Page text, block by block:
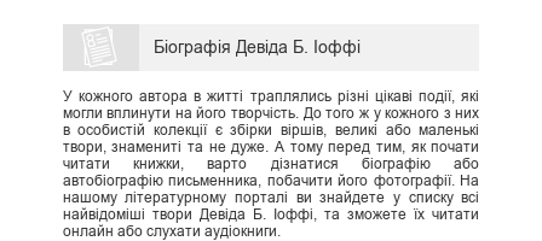
Біографія Девіда Б. Іоффі
У кожного автора в житті траплялись різні цікаві події, які
могли вплинути на його творчість. До того ж у кожного з них
в особистій колекції є збірки віршів, великі або маленькі
твори, знамениті та не дуже. А тому перед тим, як почати
читати книжки, варто дізнатися біографію або
автобіографію письменника, побачити його фотографії. На
нашому літературному порталі ви знайдете у списку всі
найвідоміші твори Девіда Б. Іоффі, та зможете їх читати
онлайн або слухати аудіокниги.